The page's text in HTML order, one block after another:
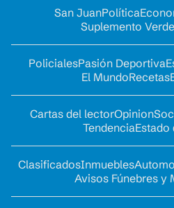
San JuanPolítica
Suplemento Verde
PolicialesPasión Deportiva
El MundoRecetas
Cartas del lectorOpinion
TendenciaEstado
ClasificadosInmuebles
Avisos Fúnebres y